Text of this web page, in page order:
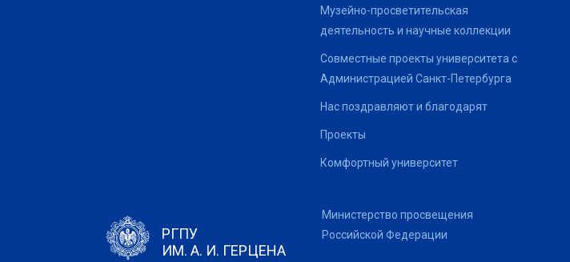
Музейно-просветительская
деятельность и научные коллекции
Совместные проекты университета с
Администрацией Санкт-Петербурга
Нас поздравляют и благодарят
Проекты
Комфортный университет
РГПУ
ИМ. А. И. ГЕРЦЕНА
Министерство просвещения
Российской Федерации